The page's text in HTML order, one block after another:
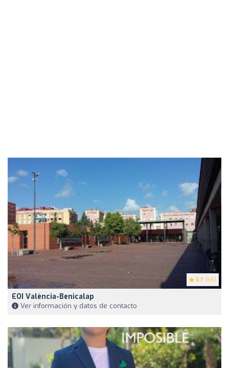
3.7 (66)
EOI València-Benicalap
Ver información y datos de contacto